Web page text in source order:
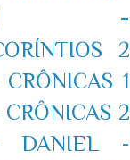
-
2
CRÔNICAS 1
CRÔNICAS 2
DANIEL -